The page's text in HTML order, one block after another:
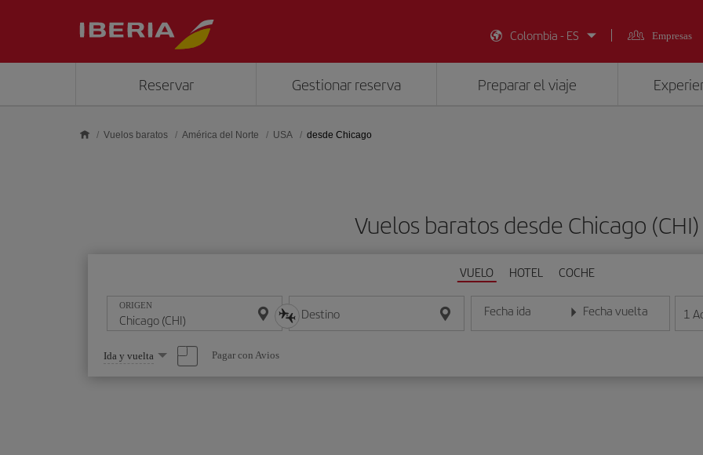
Colombia - ES
Empresas
Reservar Gestionar reserva Preparar el viaje
Vuelos baratos América del Norte USA desde Chicago
Vuelos baratos desde Chicago (CHI)
VUELO HOTEL COCHE
ORIGEN Destino Fecha ida
Introduce la fecha en formato día/mes/año
Fecha vuelta
Introduce la fecha en 1
Seleccione
una
opción
Ida y vuelta Pagar con Avios